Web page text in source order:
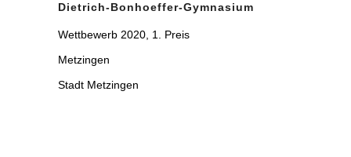
Dietrich-Bonhoeffer-Gymnasium
Wettbewerb 2020, 1. Preis
Metzingen
Stadt Metzingen